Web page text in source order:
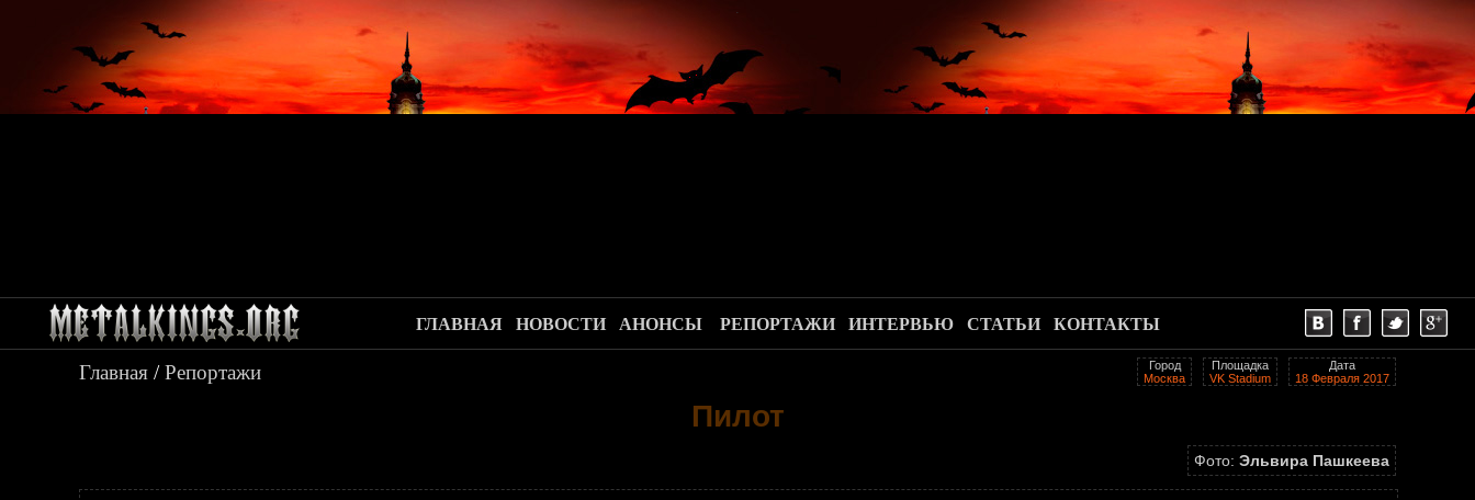
.
ГЛАВНАЯ НОВОСТИ АНОНСЫ РЕПОРТАЖИ ИНТЕРВЬЮ СТАТЬИ КОНТАКТЫ
Главная /Репортажи
Пилот
Дата
18 Февраля 2017
Площадка
VK Stadium
Город
Москва
Фото: Эльвира Пашкеева